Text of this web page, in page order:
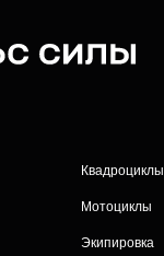
Квадроциклы
Мотоциклы
Экипировка